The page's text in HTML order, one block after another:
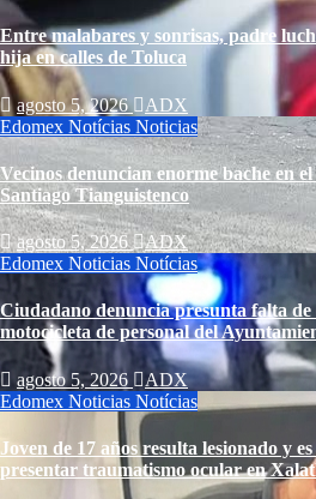
Entre malabares y sonrisas, padre
hija en calles de Toluca
agosto 5, 2026
ADX
Edomex Notícias Noticias
Vecinos denuncian enorme bache en
Santiago Tianguistenco
agosto 5, 2026
ADX
Edomex Noticias Notícias
Ciudadano denuncia presunta falta de
motocicleta de personal del
agosto 5, 2026
ADX
Edomex Noticias Notícias
Joven de 17 años resulta lesionado y
presentar traumatismo ocular en